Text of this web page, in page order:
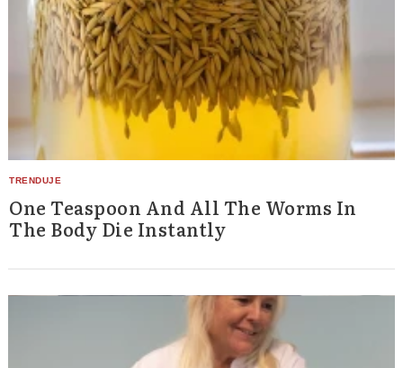
One Teaspoon And All The Worms In
The Body Die Instantly